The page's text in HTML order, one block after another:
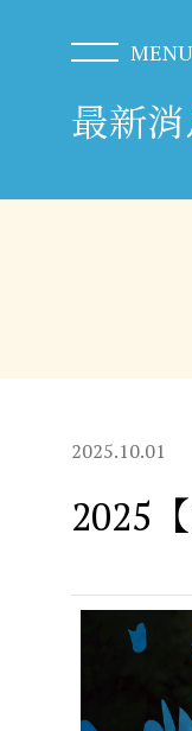
最新
2025.10.01
2025